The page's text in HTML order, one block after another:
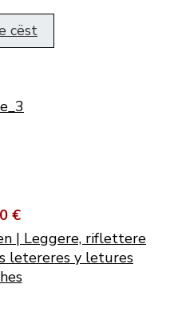
cëst
€
| Leggere, riflettere
letereres y letures